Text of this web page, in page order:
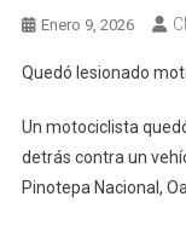
Enero 9, 2026
Quedó lesionado
Un motociclista
detrás contra un
Pinotepa Nacional,